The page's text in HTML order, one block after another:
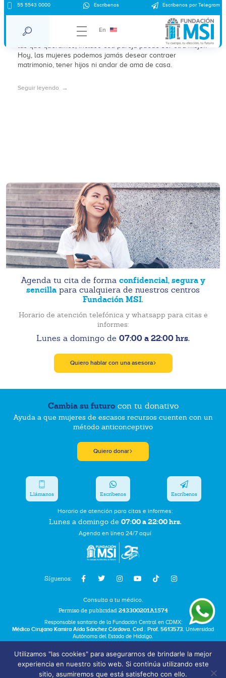
55 5543 0000 Escríbenos Escríbenos por Telegram
En
Voraz, la presión social hacia la mujer
Las mujeres podemos vivir solas, tener una pareja, o dos o
las que queramos, incluso esa pareja puede ser otra mujer.
Hoy, las mujeres podemos jamás desear contraer
matrimonio, tener hijos ni andar de ama de casa.
Seguir leyendo
Agenda tu cita de forma confidencial, segura y
sencilla para cualquiera de nuestros centros
Fundación MSI.
Horario de atención telefónica y whatsapp para citas e
informes:
Lunes a domingo de 07:00 a 22:00 hrs.
Quiero hablar con una asesora
Cambia su futurocon tu donativo
Ayuda a que mujeres de escasos recursos cuenten con un
método anticonceptivo
Quiero donar
Síguenos:
Horario de atención para citas e informes:
Lunes a domingo de 07:00 a 22:00 hrs.
Agenda en línea 24/7 aquí
Llámanos Escríbenos Escríbenos
Consulta a tu médico.
Permiso de publicidad 243300201A1574
Responsable sanitario de la Fundación Central en CDMX:
Médico Cirujano Kamira Aída Sánchez Córdova. Ced . Prof. 5613573. Universidad
Autónoma del Estado de Hidalgo.
Términos y Condiciones
Bolsa de Trabajo
Utilizamos "las cookies" para asegurarnos de brindarle la mejor
experiencia en nuestro sitio web. Si continúa utilizando este
sitio, asumiremos que está satisfecho con ello.